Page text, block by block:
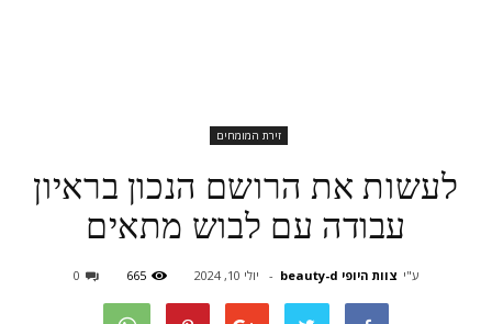
זירת המומחים
לעשות את הרושם הנכון בראיון
עבודה עם לבוש מתאים
ע"י צוות היופי beauty-d - יולי 10, 2024 665
0